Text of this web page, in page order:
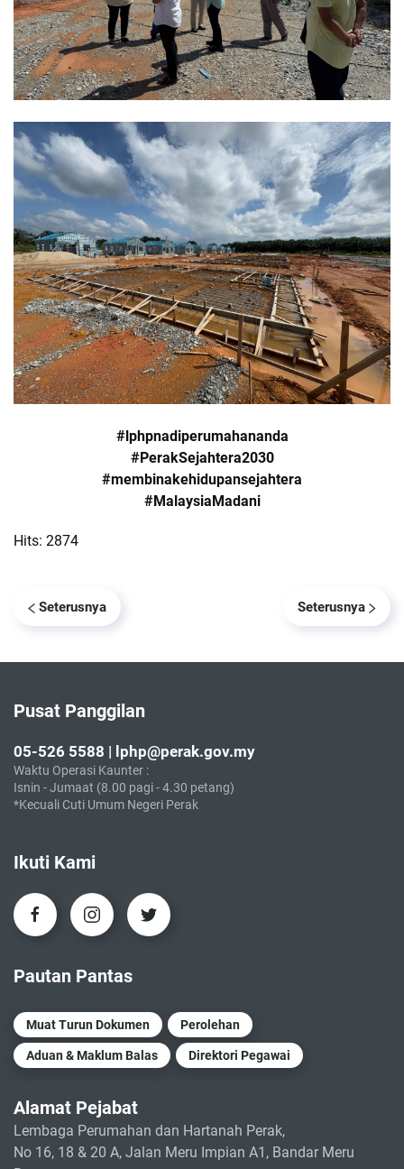
#lphpnadiperumahananda
#PerakSejahtera2030
#membinakehidupansejahtera
#MalaysiaMadani
Hits: 2874
Seterusnya Seterusnya
Pusat Panggilan
05-526 5588 | lphp@perak.gov.my
Waktu Operasi Kaunter :
Isnin - Jumaat (8.00 pagi - 4.30 petang)
*Kecuali Cuti Umum Negeri Perak
Ikuti Kami
Pautan Pantas
Muat Turun Dokumen Perolehan
Aduan & Maklum Balas Direktori Pegawai
Alamat Pejabat
Lembaga Perumahan dan Hartanah Perak,
No 16, 18 & 20 A, Jalan Meru Impian A1, Bandar Meru